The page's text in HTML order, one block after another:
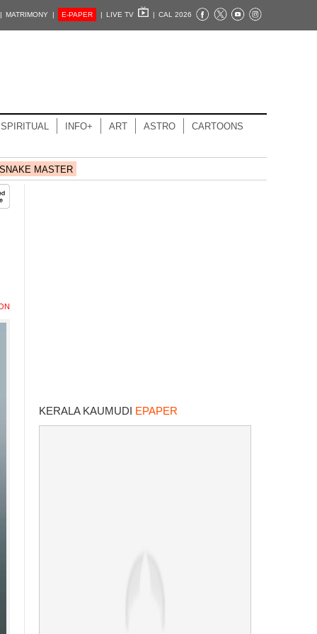
MATRIMONY | E-PAPER | LIVE TV | CAL 2026
SPIRITUAL INFO+ ART ASTRO CARTOONS
MASTER
KERALA KAUMUDI EPAPER